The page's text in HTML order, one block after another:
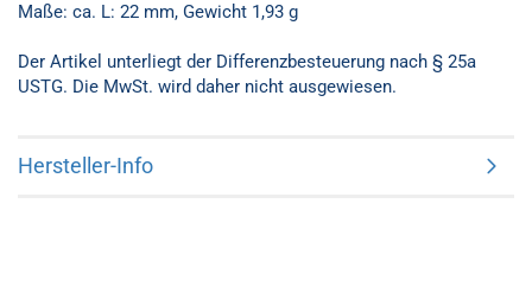
Maße: ca. L: 22 mm, Gewicht 1,93 g
Der Artikel unterliegt der Differenzbesteuerung nach § 25a
USTG. Die MwSt. wird daher nicht ausgewiesen.
Hersteller-Info